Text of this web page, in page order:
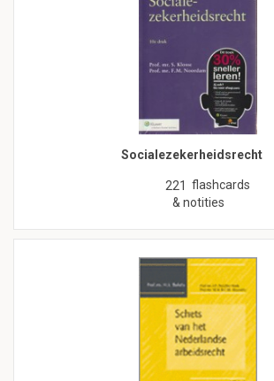
Socialezekerheidsrecht
221 flashcards
& notities